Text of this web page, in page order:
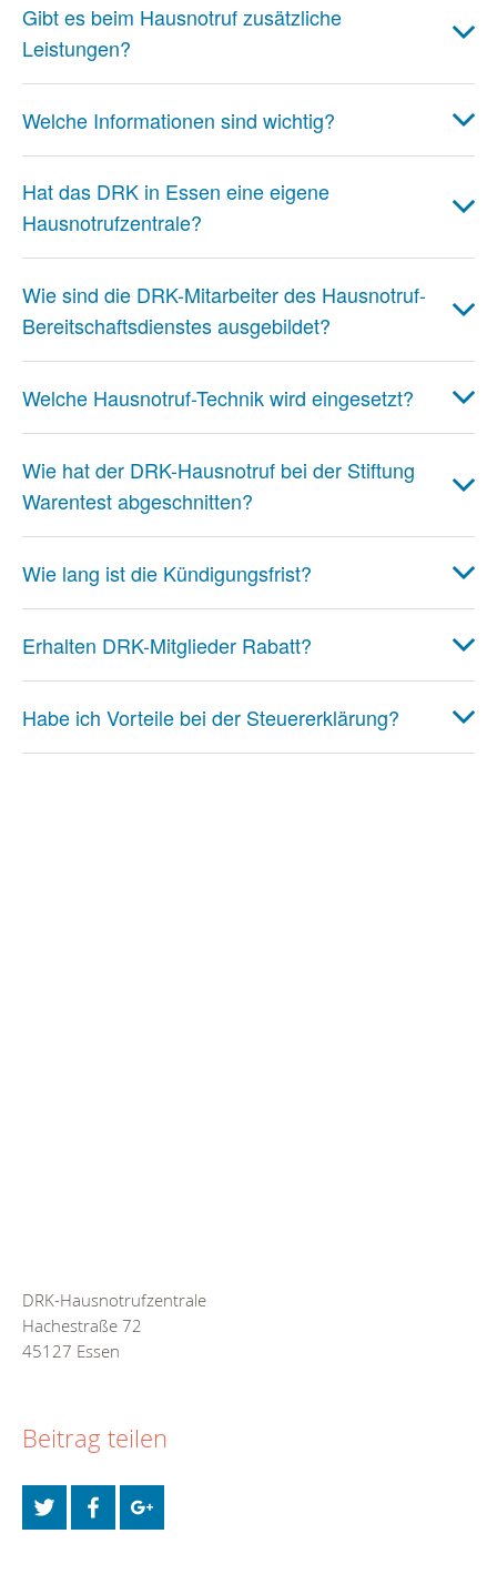
Gibt es beim Hausnotruf zusätzliche
Leistungen?
Welche Informationen sind wichtig?
Hat das DRK in Essen eine eigene
Hausnotrufzentrale?
Wie sind die DRK-Mitarbeiter des Hausnotruf-
Bereitschaftsdienstes ausgebildet?
Welche Hausnotruf-Technik wird eingesetzt?
Wie hat der DRK-Hausnotruf bei der Stiftung
Warentest abgeschnitten?
Wie lang ist die Kündigungsfrist?
Erhalten DRK-Mitglieder Rabatt?
Habe ich Vorteile bei der Steuererklärung?
DRK-Hausnotrufzentrale
Hachestraße 72
45127 Essen
Beitrag teilen